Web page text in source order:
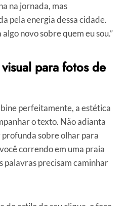
na jornada, mas
pela energia dessa cidade.
novo sobre quem eu sou.”
para fotos de
perfeitamente, a estética
o texto. Não adianta
sobre olhar para
correndo em uma praia
palavras precisam caminhar